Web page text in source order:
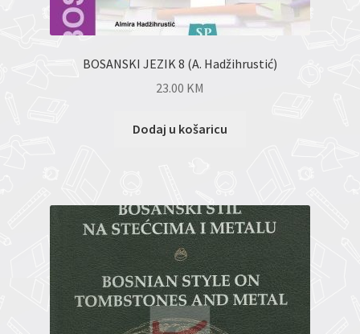
BOSANSKI JEZIK 8 (A. Hadžihrustić)
23.00 KM
Dodaj u košaricu